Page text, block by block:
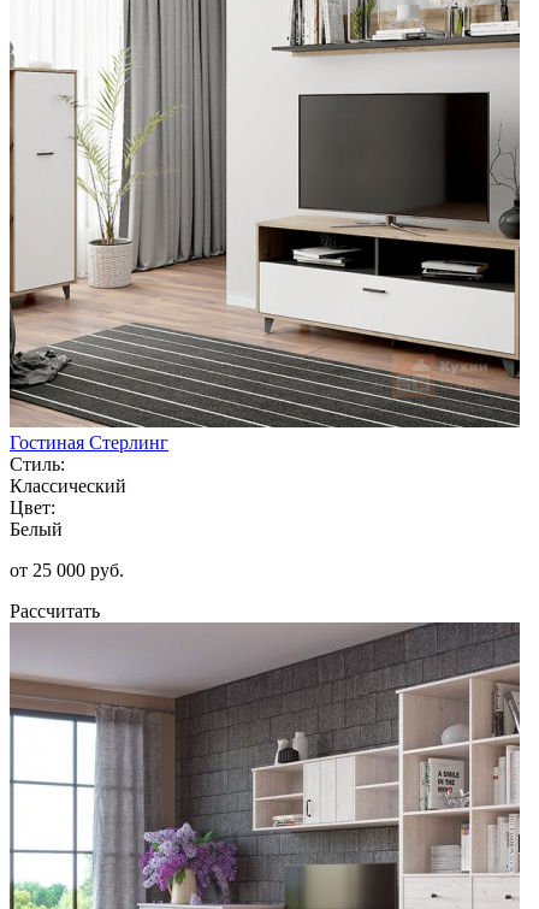
Гостиная Стерлинг
Стиль:
Классический
Цвет:
Белый
от 25 000 руб.
Рассчитать